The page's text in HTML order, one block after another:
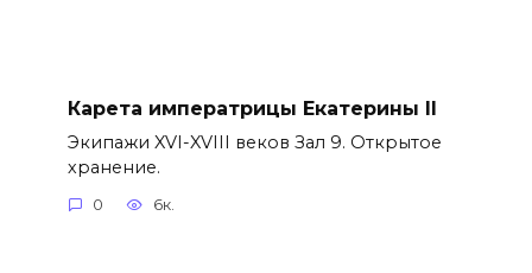
Карета императрицы Екатерины II
Экипажи XVI-XVIII веков Зал 9. Открытое
хранение.
0 6к.